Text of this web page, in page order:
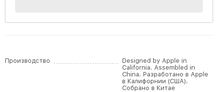
Производство
Designed by Apple in
California. Assembled in
China. Разработано в Apple
в Калифорнии (США).
Собрано в Китае